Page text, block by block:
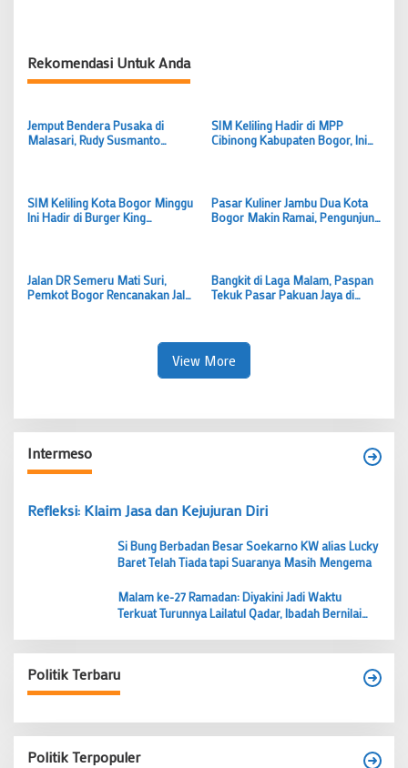
Rekomendasi Untuk Anda
Jemput Bendera Pusaka di
Malasari, Rudy Susmanto
SIM Keliling Hadir di MPP
Cibinong Kabupaten Bogor, Ini
SIM Keliling Kota Bogor Minggu
Ini Hadir di Burger King
Pasar Kuliner Jambu Dua Kota
Bogor Makin Ramai, Pengunjung
Jalan DR Semeru Mati Suri,
Pemkot Bogor Rencanakan Jalur
Bangkit di Laga Malam, Paspan
Tekuk Pasar Pakuan Jaya di
View More
Intermeso
Refleksi: Klaim Jasa dan Kejujuran Diri
Si Bung Berbadan Besar Soekarno KW alias Lucky
Baret Telah Tiada tapi Suaranya Masih Mengema
Malam ke-27 Ramadan: Diyakini Jadi Waktu
Terkuat Turunnya Lailatul Qadar, Ibadah Bernilai
Politik Terbaru
Politik Terpopuler